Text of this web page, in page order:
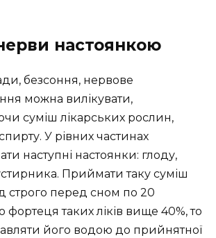
настоянкою
безсоння, нервове
можна вилікувати,
суміш лікарських рослин,
У рівних частинах
наступні настоянки: глоду,
Приймати таку суміш
строго перед сном по 20
таких ліків вище 40%, то
його водою до прийнятної